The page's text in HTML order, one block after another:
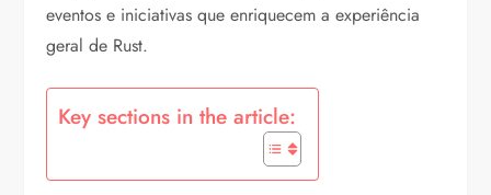
eventos e iniciativas que enriquecem a experiência
geral de Rust.
Key sections in the article: